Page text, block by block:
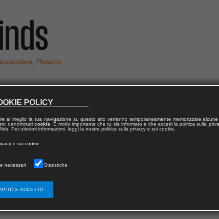
Plutarco
ordinario di Geografia economico-politica presso l’Università
POLICY
al meglio la tua navigazione su questo sito verranno temporaneamente memorizzate alcune
denominati cookie. È molto importante che tu sia informato e che accetti la politica sulla
Per ulteriori informazioni, leggi la nostra politica sulla privacy e sui cookie.
e sui cookie
necessari Statistiche
E ACCETTO